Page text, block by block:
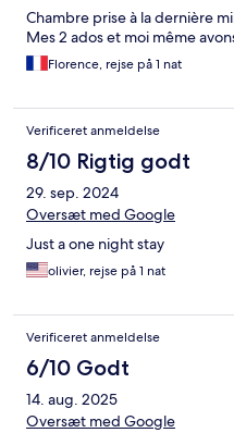
Chambre prise à la dernière
Mes 2 ados et moi même
Florence, rejse på 1 nat
Verificeret anmeldelse
8/10 Rigtig godt
29. sep. 2024
Oversæt med Google
Just a one night stay
olivier, rejse på 1 nat
Verificeret anmeldelse
6/10 Godt
14. aug. 2025
Oversæt med Google